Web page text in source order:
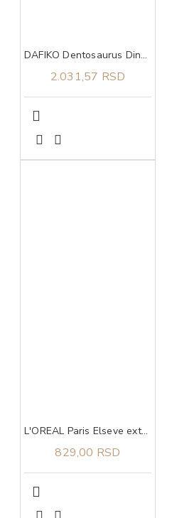
DAFIKO Dentosaurus Dino cal 460g
2.031,57 RSD
L'OREAL Paris Elseve extraordinary oil coco maska 300 ml
829,00 RSD